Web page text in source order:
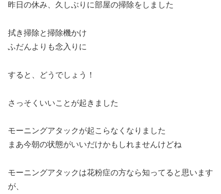
昨日の休み、久しぶりに部屋の掃除をしました
拭き掃除と掃除機かけ
ふだんよりも念入りに
すると、どうでしょう！
さっそくいいことが起きました
モーニングアタックが起こらなくなりました
まあ今朝の状態がいいだけかもしれませんけどね
モーニングアタックは花粉症の方なら知ってると思います
が、